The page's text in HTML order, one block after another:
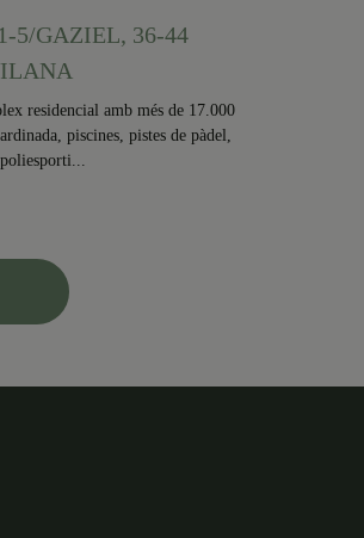
5/GAZIEL, 36-44
residencial amb més de 17.000
piscines, pistes de pàdel,